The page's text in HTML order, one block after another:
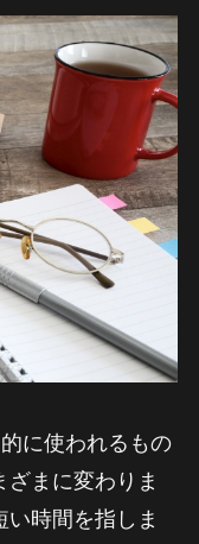
に使われるもの
まに変わりま
時間を指しま